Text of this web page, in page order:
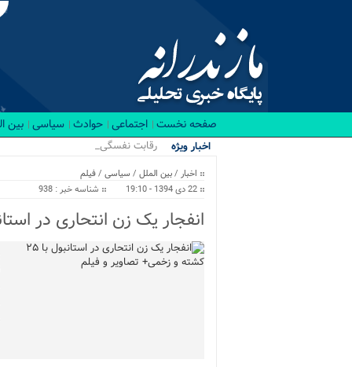
صفحه نخست اجتماعی حوادث سیاسی بین
اخبار ویژه رقابت نفسگیر ۲۰ ورزشکار .
اخبار /بین الملل / سیاسی /فیلم
22 دی 1394 - 19:10
شناسه خبر : 938
انفجار یک زن انتحاری در استانبول با ۲۵ کشته و زخمی+